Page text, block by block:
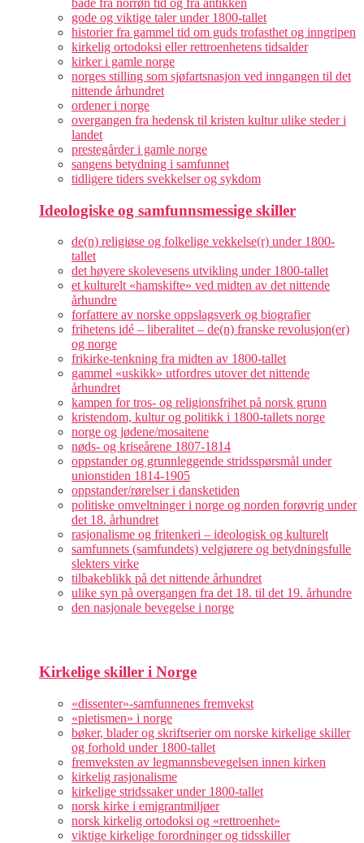
gode og viktige taler under 1800-tallet
historier fra gammel tid om guds trofasthet og inngripen
kirkelig ortodoksi eller rettroenhetens tidsalder
kirker i gamle norge
norges stilling som sjøfartsnasjon ved inngangen til det
nittende århundret
ordener i norge
overgangen fra hedensk til kristen kultur ulike steder i
landet
prestegårder i gamle norge
sangens betydning i samfunnet
tidligere tiders svekkelser og sykdom
Ideologiske og samfunnsmessige skiller
de(n) religiøse og folkelige vekkelse(r) under 1800-
tallet
det høyere skolevesens utvikling under 1800-tallet
et kulturelt «hamskifte» ved midten av det nittende
århundre
forfattere av norske oppslagsverk og biografier
frihetens idé – liberalitet – de(n) franske revolusjon(er)
og norge
frikirke-tenkning fra midten av 1800-tallet
gammel «uskikk» utfordres utover det nittende
århundret
kampen for tros- og religionsfrihet på norsk grunn
kristendom, kultur og politikk i 1800-tallets norge
norge og jødene/mosaitene
nøds- og kriseårene 1807-1814
oppstander og grunnleggende stridsspørsmål under
unionstiden 1814-1905
oppstander/rørelser i dansketiden
politiske omveltninger i norge og norden forøvrig under
det 18. århundret
rasjonalisme og fritenkeri – ideologisk og kulturelt
samfunnets (samfundets) velgjørere og betydningsfulle
slekters virke
tilbakeblikk på det nittende århundret
ulike syn på overgangen fra det 18. til det 19. århundre
den nasjonale bevegelse i norge
Kirkelige skiller i Norge
«dissenter»-samfunnenes fremvekst
«pietismen» i norge
bøker, blader og skriftserier om norske kirkelige skiller
og forhold under 1800-tallet
fremveksten av legmannsbevegelsen innen kirken
kirkelig rasjonalisme
kirkelige stridssaker under 1800-tallet
norsk kirke i emigrantmiljøer
norsk kirkelig ortodoksi og «rettroenhet»
viktige kirkelige forordninger og tidsskiller